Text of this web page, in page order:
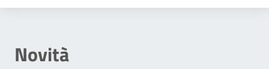
Novità